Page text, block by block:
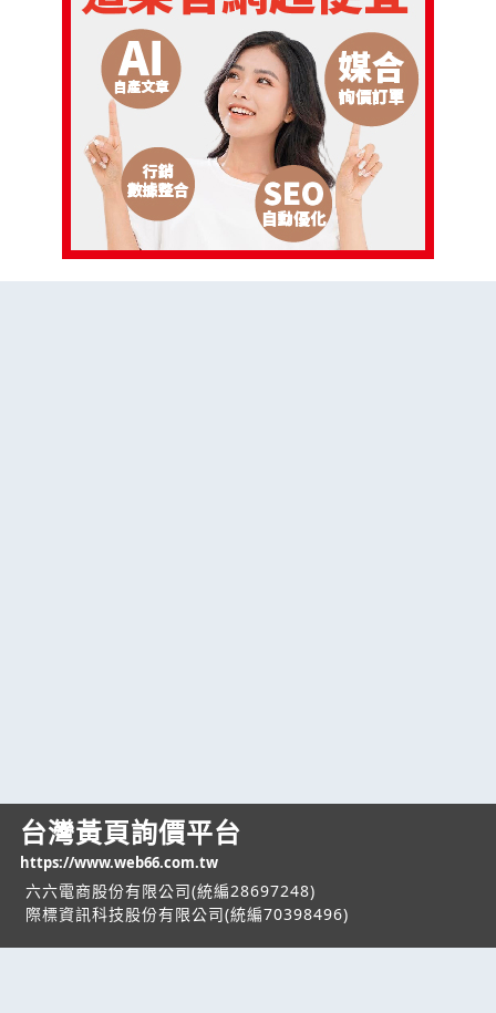
台灣黃頁詢價平台
https://www.web66.com.tw
六六電商股份有限公司(統編28697248)
際標資訊科技股份有限公司(統編70398496)